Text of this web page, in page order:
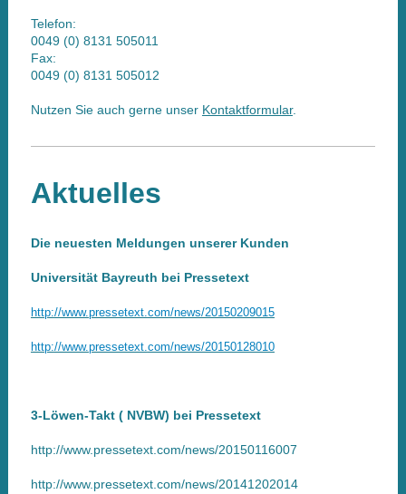
Telefon:
0049 (0) 8131 505011
Fax:
0049 (0) 8131 505012
Nutzen Sie auch gerne unser Kontaktformular.
Aktuelles
Die neuesten Meldungen unserer Kunden
Universität Bayreuth bei Pressetext
http://www.pressetext. com/news/20150209015
http://www.pressetext. com/news/20150128010
3-Löwen-Takt ( NVBW) bei Pressetext
http://www.pressetext.com/news/20150116007
http://www.pressetext.com/news/20141202014